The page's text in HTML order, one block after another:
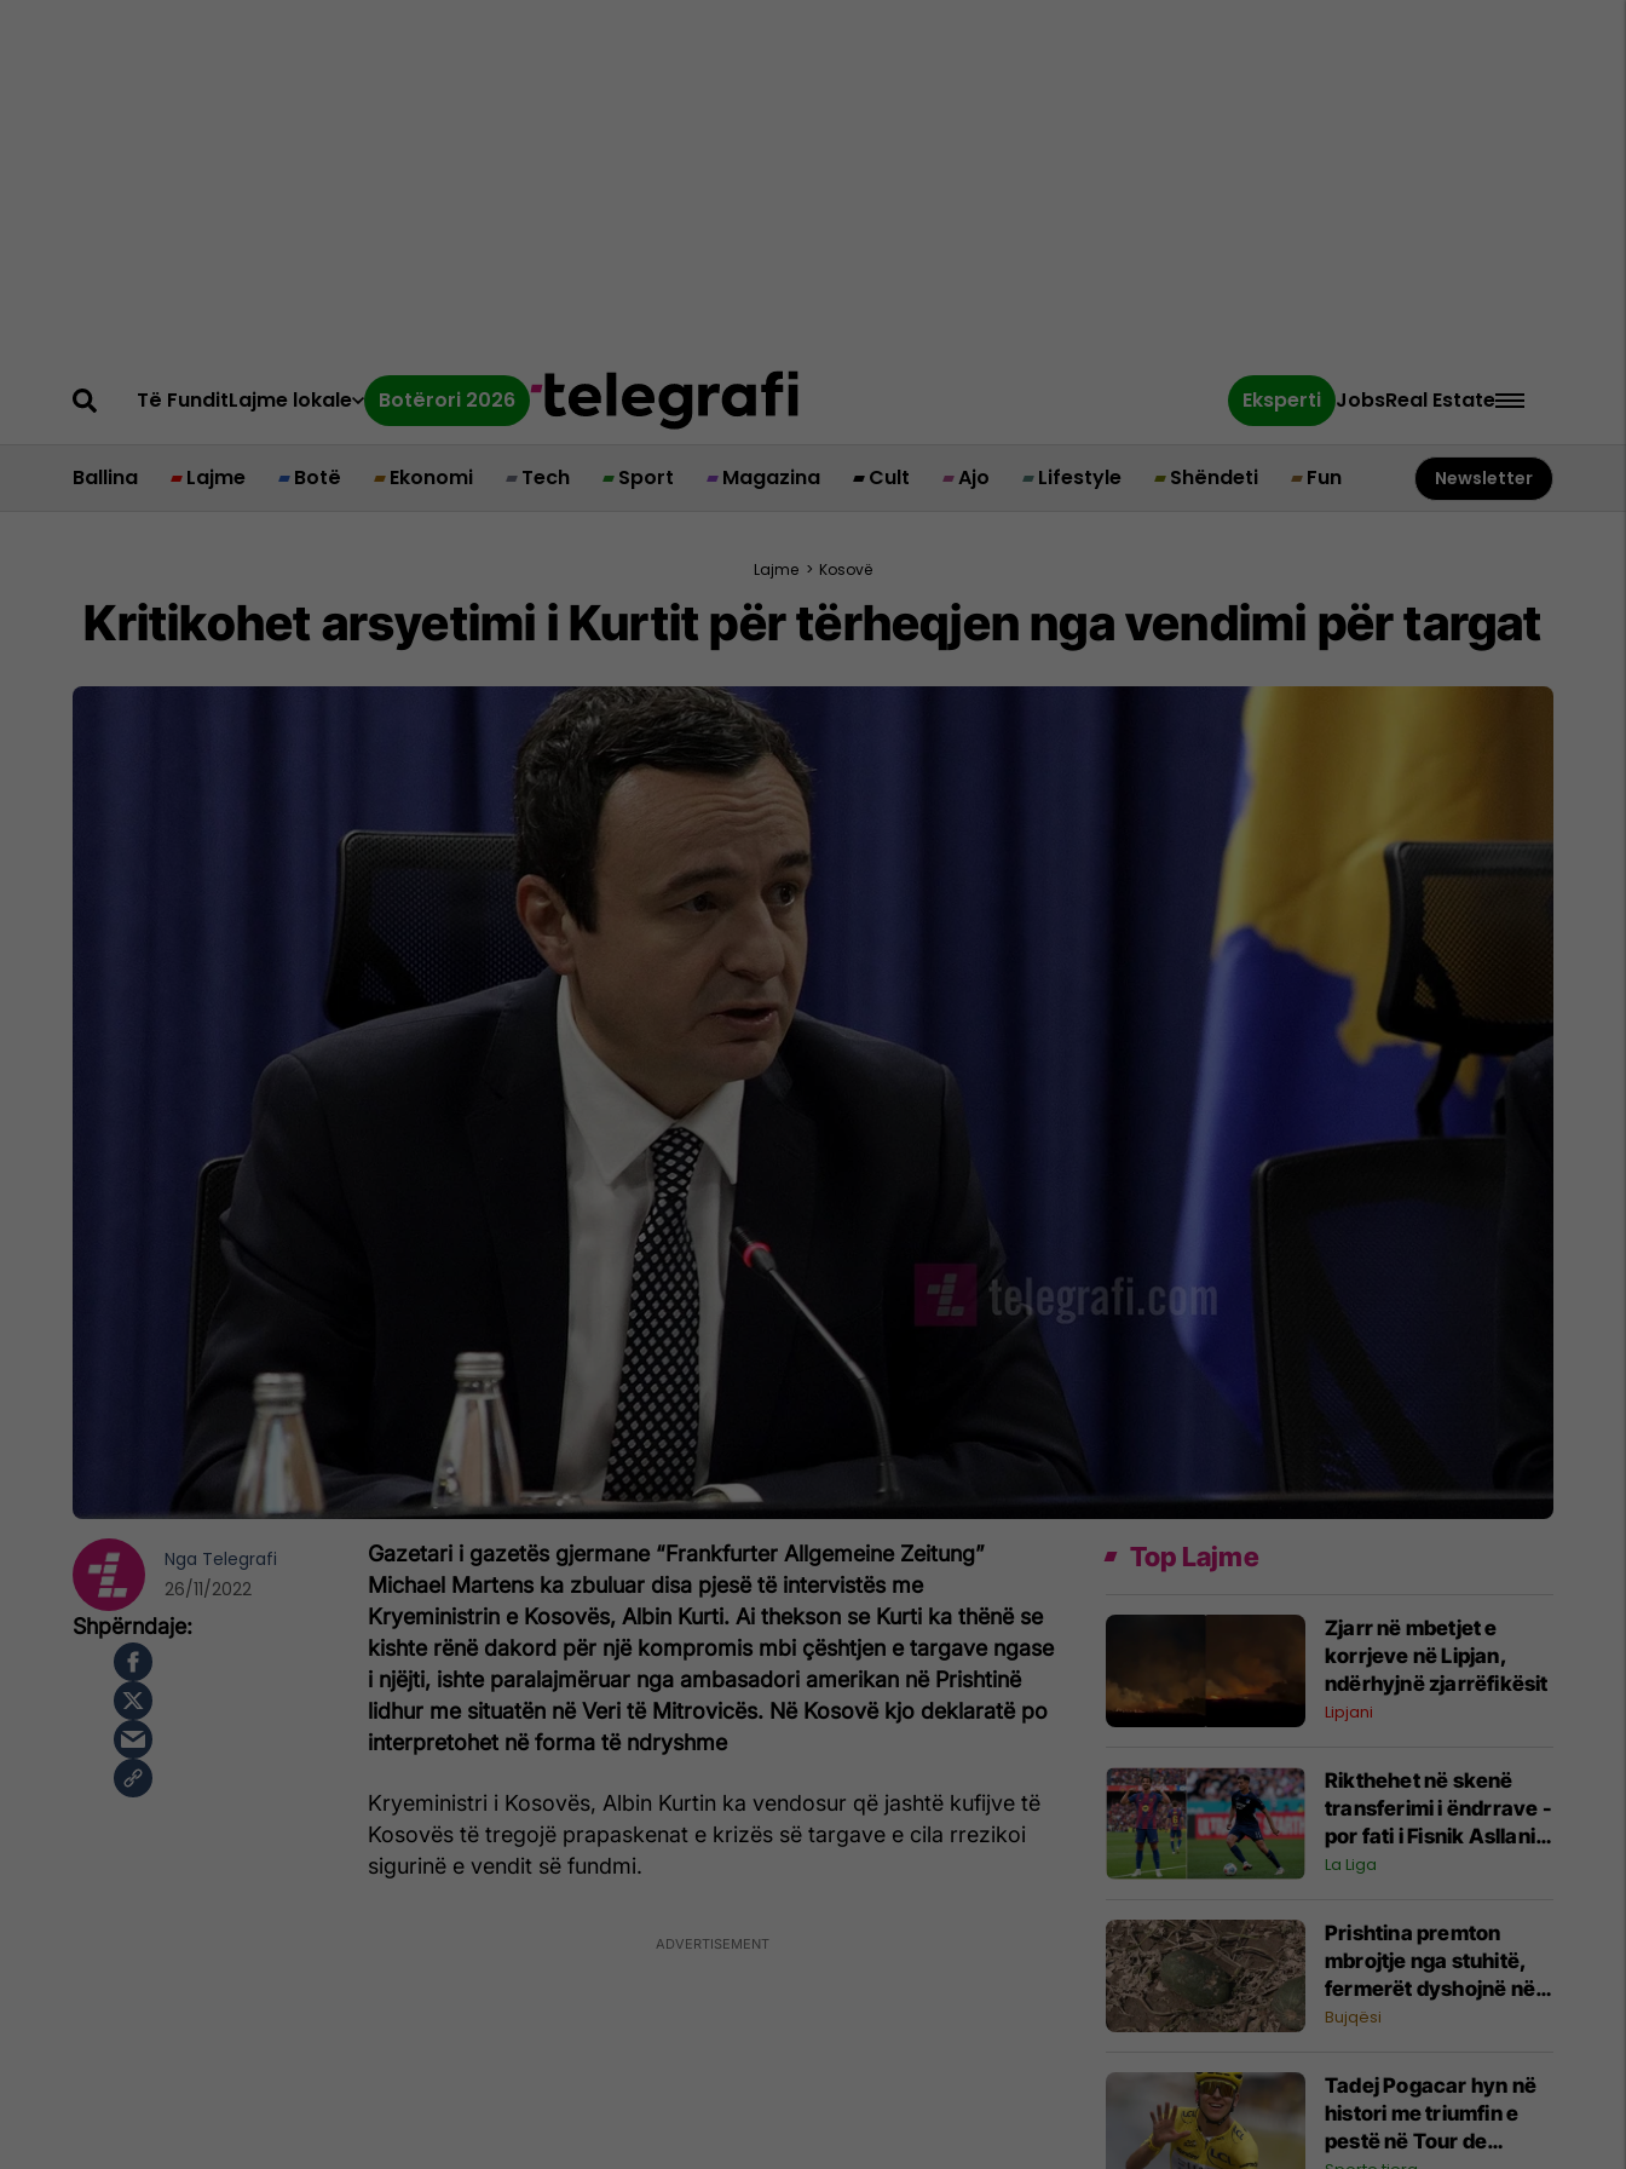
Të FunditLajme lokale Botërori 2026 Eksperti JobsReal Estate
Ballina Lajme Botë Ekonomi Tech Sport Magazina Cult Ajo Lifestyle Shëndeti Fun Newsletter
Lajme > Kosovë
Kritikohet arsyetimi i Kurtit për tërheqjen nga vendimi për targat
Gazetari i gazetës gjermane “Frankfurter Allgemeine Zeitung”
Michael Martens ka zbuluar disa pjesë të intervistës me
Kryeministrin e Kosovës, Albin Kurti. Ai thekson se Kurti ka thënë se
kishte rënë dakord për një kompromis mbi çështjen e targave ngase
i njëjti, ishte paralajmëruar nga ambasadori amerikan në Prishtinë
lidhur me situatën në Veri të Mitrovicës. Në Kosovë kjo deklaratë po
interpretohet në forma të ndryshme
Kryeministri i Kosovës, Albin Kurtin ka vendosur që jashtë kufijve të
Kosovës të tregojë prapaskenat e krizës së targave e cila rrezikoi
sigurinë e vendit së fundmi.
Nga Telegrafi
26/11/2022
Top Lajme
Zjarr në mbetjet e
korrjeve në Lipjan,
ndërhyjnë zjarrëfikësit
Lipjani
Rikthehet në skenë
transferimi i ëndrrave -
por fati i Fisnik Asllanit
vazhdon të varet nga
La Liga
Prishtina premton
mbrojtje nga stuhitë,
fermerët dyshojnë në
mbrojtjen nga breshëri
Bujqësi
Tadej Pogacar hyn në
histori me triumfin e
pestë në Tour de